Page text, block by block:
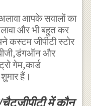
आपके सवालों का
और भी बहुत कर
कस्टम जीपीटी स्टोर
और
गेम,कार्ड
हैं।